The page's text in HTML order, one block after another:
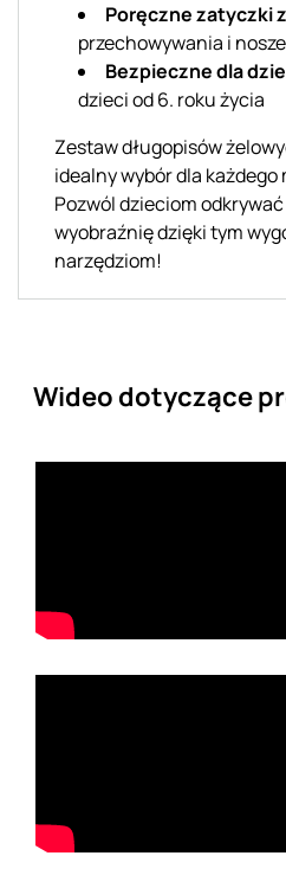
Poręczne zatyczki
przechowywania i
Bezpieczne dla
dzieci od 6. roku życia
Zestaw długopisów
idealny wybór dla każdego
Pozwól dzieciom
wyobraźnię dzięki tym
narzędziom!
Wideo dotyczące